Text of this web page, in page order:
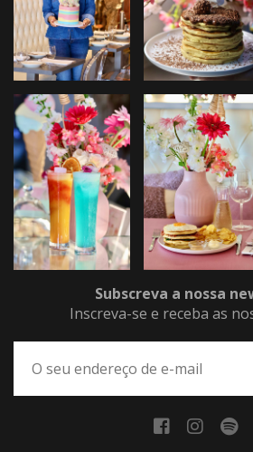
Subscreva a nossa
Inscreva-se e receba as